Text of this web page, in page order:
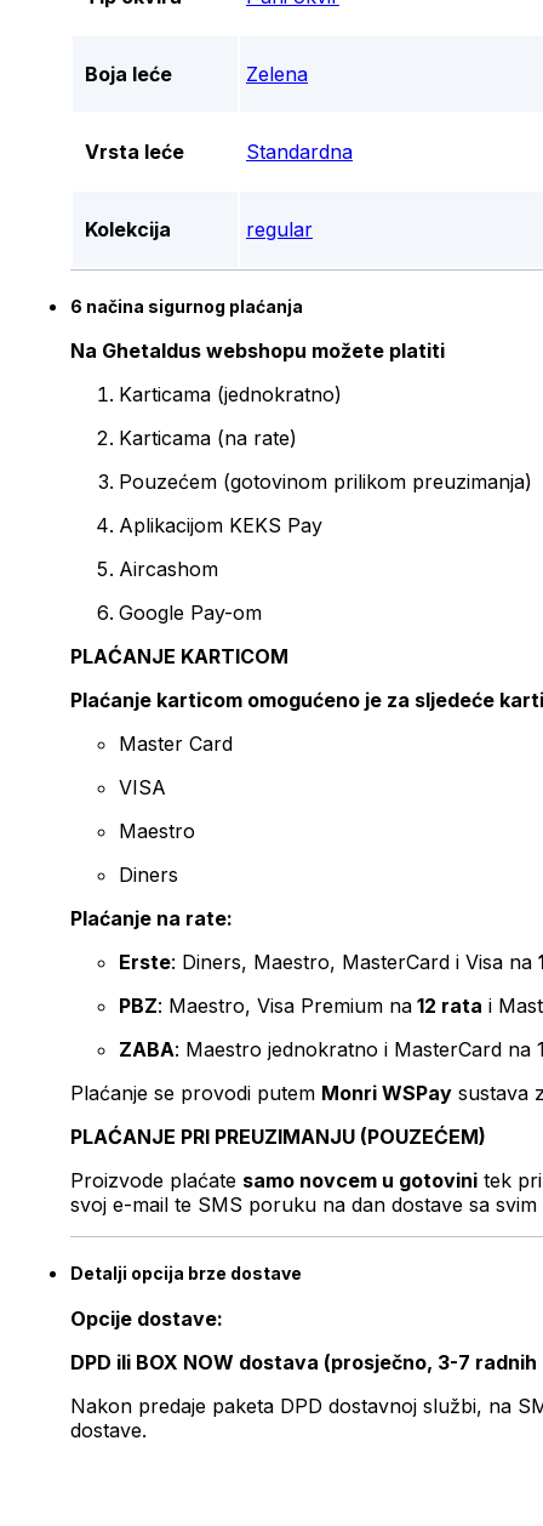
Boja leće Zelena
Vrsta leće Standardna
Kolekcija regular
6 načina sigurnog plaćanja
Na Ghetaldus webshopu možete platiti
Karticama (jednokratno)
Karticama (na rate)
Pouzećem (gotovinom prilikom preuzimanja)
Aplikacijom KEKS Pay
Aircashom
Google Pay-om
PLAĆANJE KARTICOM
Plaćanje karticom omogućeno je za sljedeće
Master Card
VISA
Maestro
Diners
Plaćanje na rate:
Erste: Diners, Maestro, MasterCard i Visa na
PBZ: Maestro, Visa Premium na 12 rata i
ZABA: Maestro jednokratno i MasterCard na
Plaćanje se provodi putem Monri WSPay sustava
PLAĆANJE PRI PREUZIMANJU (POUZEĆEM)
Proizvode plaćate samo novcem u gotovini tek
svoj e-mail te SMS poruku na dan dostave sa svim
Detalji opcija brze dostave
Opcije dostave:
DPD ili BOX NOW dostava (prosječno, 3-7 radnih
Nakon predaje paketa DPD dostavnoj službi, na
dostave.